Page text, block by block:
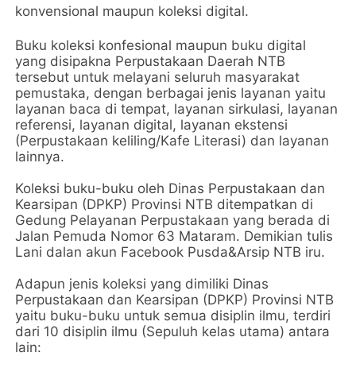
konvensional maupun koleksi digital.
Buku koleksi konfesional maupun buku digital
yang disipakna Perpustakaan Daerah NTB
tersebut untuk melayani seluruh masyarakat
pemustaka, dengan berbagai jenis layanan yaitu
layanan baca di tempat, layanan sirkulasi, layanan
referensi, layanan digital, layanan ekstensi
(Perpustakaan keliling/Kafe Literasi) dan layanan
lainnya.
Koleksi buku-buku oleh Dinas Perpustakaan dan
Kearsipan (DPKP) Provinsi NTB ditempatkan di
Gedung Pelayanan Perpustakaan yang berada di
Jalan Pemuda Nomor 63 Mataram. Demikian tulis
Lani dalan akun Facebook Pusda&Arsip NTB iru.
Adapun jenis koleksi yang dimiliki Dinas
Perpustakaan dan Kearsipan (DPKP) Provinsi NTB
yaitu buku-buku untuk semua disiplin ilmu, terdiri
dari 10 disiplin ilmu (Sepuluh kelas utama) antara
lain: